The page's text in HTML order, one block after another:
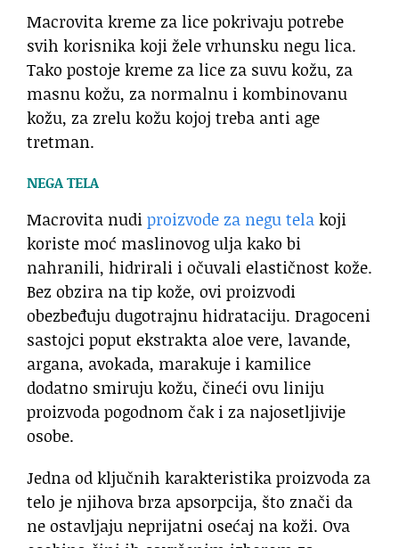
Macrovita kreme za lice pokrivaju potrebe
svih korisnika koji žele vrhunsku negu lica.
Tako postoje kreme za lice za suvu kožu, za
masnu kožu, za normalnu i kombinovanu
kožu, za zrelu kožu kojoj treba anti age
tretman.
NEGA TELA
Macrovita nudiproizvode za negu telakoji
koriste moć maslinovog ulja kako bi
nahranili, hidrirali i očuvali elastičnost kože.
Bez obzira na tip kože, ovi proizvodi
obezbeđuju dugotrajnu hidrataciju. Dragoceni
sastojci poput ekstrakta aloe vere, lavande,
argana, avokada, marakuje i kamilice
dodatno smiruju kožu, čineći ovu liniju
proizvoda pogodnom čak i za najosetljivije
osobe.
Jedna od ključnih karakteristika proizvoda za
telo je njihova brza apsorpcija, što znači da
ne ostavljaju neprijatni osećaj na koži. Ova